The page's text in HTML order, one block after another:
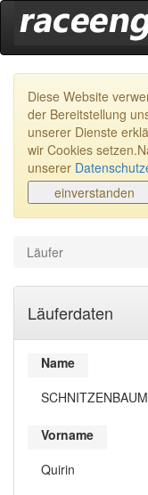
Diese Website
der Bereitstellung
unserer Dienste
wir Cookies
unserer
Läufer
Läuferdaten
Name
Vorname
Quirin